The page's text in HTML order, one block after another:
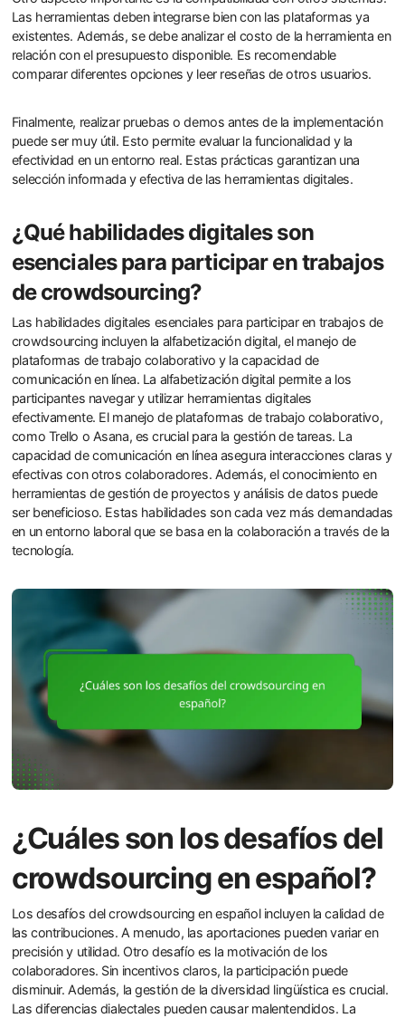
Las herramientas deben integrarse bien con las plataformas ya
existentes. Además, se debe analizar el costo de la herramienta en
relación con el presupuesto disponible. Es recomendable
comparar diferentes opciones y leer reseñas de otros usuarios.
Finalmente, realizar pruebas o demos antes de la implementación
puede ser muy útil. Esto permite evaluar la funcionalidad y la
efectividad en un entorno real. Estas prácticas garantizan una
selección informada y efectiva de las herramientas digitales.
¿Qué habilidades digitales son
esenciales para participar en trabajos
de crowdsourcing?
Las habilidades digitales esenciales para participar en trabajos de
crowdsourcing incluyen la alfabetización digital, el manejo de
plataformas de trabajo colaborativo y la capacidad de
comunicación en línea. La alfabetización digital permite a los
participantes navegar y utilizar herramientas digitales
efectivamente. El manejo de plataformas de trabajo colaborativo,
como Trello o Asana, es crucial para la gestión de tareas. La
capacidad de comunicación en línea asegura interacciones claras y
efectivas con otros colaboradores. Además, el conocimiento en
herramientas de gestión de proyectos y análisis de datos puede
ser beneficioso. Estas habilidades son cada vez más demandadas
en un entorno laboral que se basa en la colaboración a través de la
tecnología.
¿Cuáles son los desafíos del
crowdsourcing en español?
Los desafíos del crowdsourcing en español incluyen la calidad de
las contribuciones. A menudo, las aportaciones pueden variar en
precisión y utilidad. Otro desafío es la motivación de los
colaboradores. Sin incentivos claros, la participación puede
disminuir. Además, la gestión de la diversidad lingüística es crucial.
Las diferencias dialectales pueden causar malentendidos. La